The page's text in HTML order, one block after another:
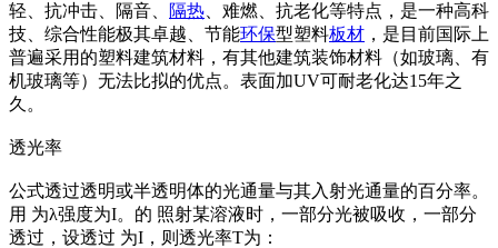
轻、抗冲击、隔音、
隔热 、难燃、抗老化等特点，是一种高科
技、综合性能极其卓越、节能环保型塑料板材 ，是目前国际上
普遍采用的塑料建筑材料，有其他建筑装饰材料（如玻璃、有
机玻璃等）无法比拟的优点。表面加UV可耐老化达15年之
久。
透光率
公式透过透明或半透明体的光通量与其入射光通量的百分率。
用 为λ强度为I。的 照射某溶液时，一部分光被吸收，一部分
透过，设透过 为I，则透光率T为：